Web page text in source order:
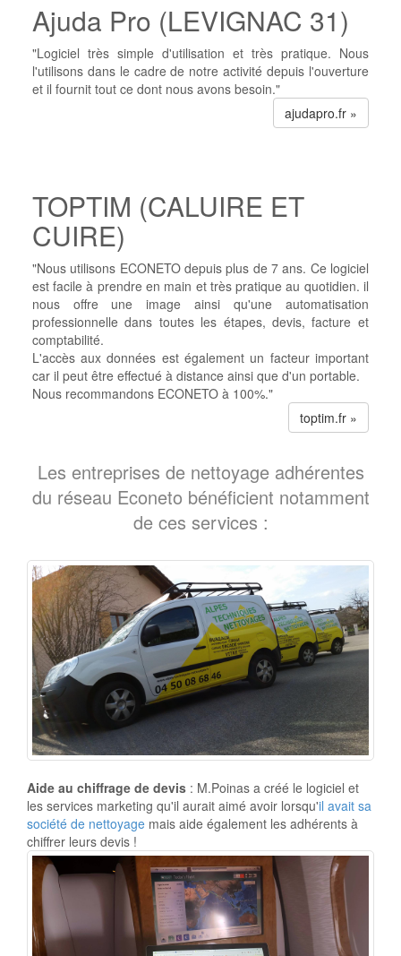
Ajuda Pro (LEVIGNAC 31)
"Logiciel très simple d'utilisation et très pratique. Nous
l'utilisons dans le cadre de notre activité depuis l'ouverture
et il fournit tout ce dont nous avons besoin."
ajudapro.fr »
TOPTIM (CALUIRE ET
CUIRE)
"Nous utilisons ECONETO depuis plus de 7 ans. Ce logiciel
est facile à prendre en main et très pratique au quotidien. il
nous offre une image ainsi qu'une automatisation
professionnelle dans toutes les étapes, devis, facture et
comptabilité.
L'accès aux données est également un facteur important
car il peut être effectué à distance ainsi que d'un portable.
Nous recommandons ECONETO à 100%."
toptim.fr »
Les entreprises de nettoyage adhérentes
du réseau Econeto bénéficient notamment
de ces services :
Aide au chiffrage de devis : M.Poinas a créé le logiciel et
les services marketing qu'il aurait aimé avoir lorsqu'il avait sa
société de nettoyage mais aide également les adhérents à
chiffrer leurs devis !